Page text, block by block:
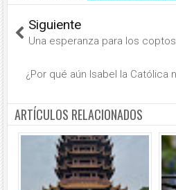
Siguiente
Una esperanza para los coptos
¿Por qué aún Isabel la Católica
ARTÍCULOS RELACIONADOS